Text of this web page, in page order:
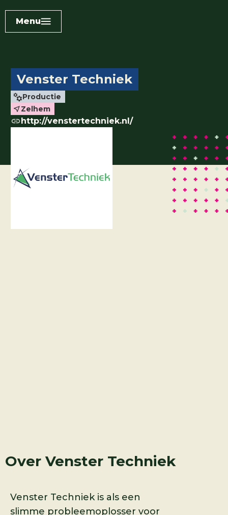
Menu
Venster Techniek
Productie
Zelhem
http://venstertechniek.nl/
Over Venster Techniek
Venster Techniek is als een
slimme probleemoplosser voor